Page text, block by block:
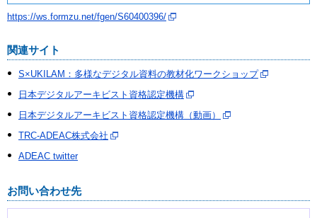
https://ws.formzu.net/fgen/S60400396/
関連サイト
S×UKILAM：多様なデジタル資料の教材化ワークショップ
日本デジタルアーキビスト資格認定機構
日本デジタルアーキビスト資格認定機構（動画）
TRC-ADEAC株式会社
ADEAC twitter
お問い合わせ先